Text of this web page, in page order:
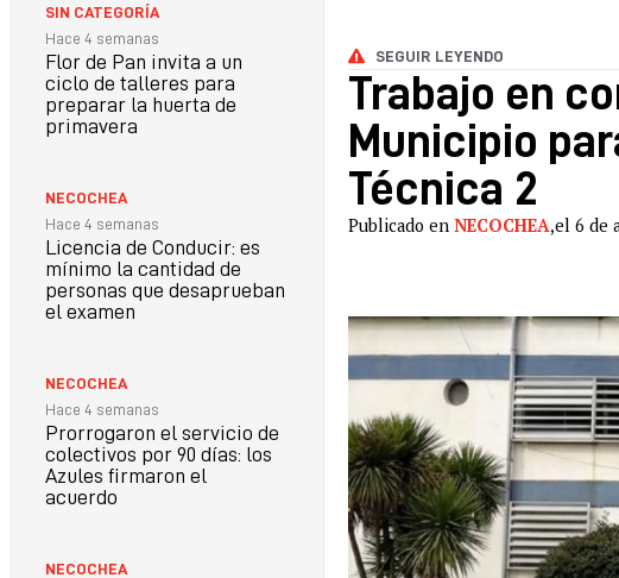
SIN CATEGORÍA
Hace 4 semanas
Flor de Pan invita a un
ciclo de talleres para
preparar la huerta de
primavera
NECOCHEA
Hace 4 semanas
Licencia de Conducir: es
mínimo la cantidad de
personas que desaprueban
el examen
NECOCHEA
Hace 4 semanas
Prorrogaron el servicio de
colectivos por 90 días: los
Azules firmaron el
acuerdo
NECOCHEA
SEGUIR LEYENDO
Trabajo en
Municipio
Técnica 2
Publicado en NECOCHEA,el 6 de